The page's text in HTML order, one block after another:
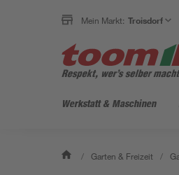
Mein Markt: Troisdorf
Werkstatt & Maschinen
/ Garten & Freizeit /